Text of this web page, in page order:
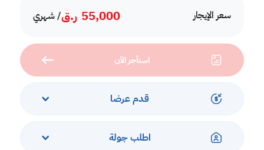
سعر الإيجار 55,000 ر.ق/ شهري
استأجر الآن
قدم عرضا
اطلب جولة
easier we provide. We provide our clients with tailored property
experiences and offers. Our team operates with professionalism